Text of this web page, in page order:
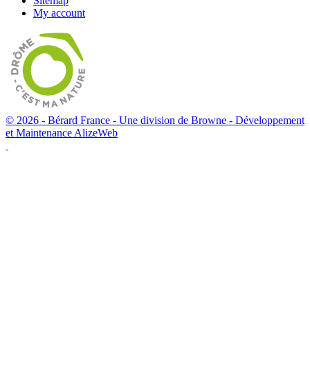
My account
© 2026 - Bérard France - Une division de Browne - Développement
et Maintenance AlizeWeb